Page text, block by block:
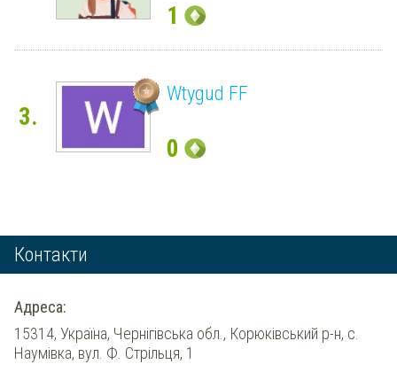
1
3.
Wtygud FF
0
Контакти
Адреса:
15314, Україна, Чернігівська обл., Корюківський р-н, с.
Наумівка, вул. Ф. Стрільця, 1